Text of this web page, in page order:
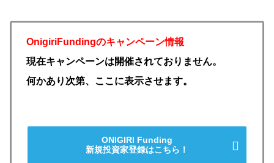
OnigiriFundingのキャンペーン情報
現在キャンペーンは開催されておりません。
何かあり次第、ここに表示させます。
ONIGIRI Funding
新規投資家登録はこちら！